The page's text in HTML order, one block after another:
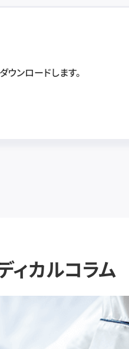
ウンロードします。
ィカルコラム